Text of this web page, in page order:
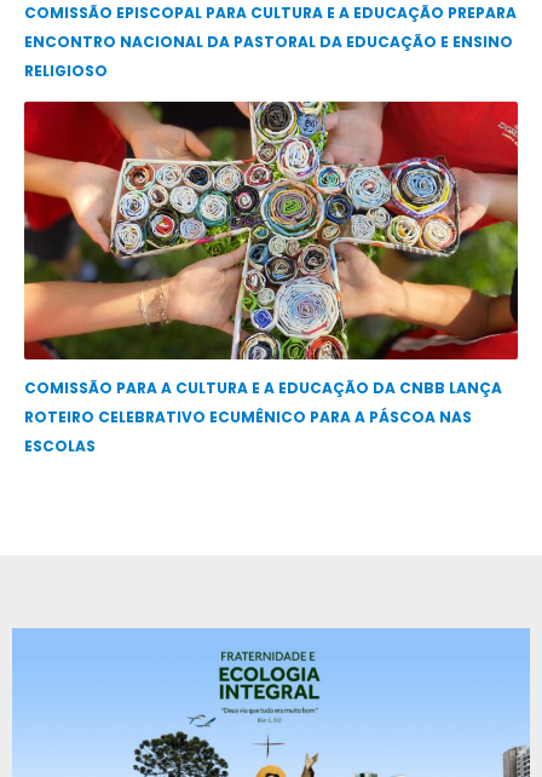
COMISSÃO EPISCOPAL PARA CULTURA E A EDUCAÇÃO PREPARA
ENCONTRO NACIONAL DA PASTORAL DA EDUCAÇÃO E ENSINO
RELIGIOSO
COMISSÃO PARA A CULTURA E A EDUCAÇÃO DA CNBB LANÇA
ROTEIRO CELEBRATIVO ECUMÊNICO PARA A PÁSCOA NAS
ESCOLAS